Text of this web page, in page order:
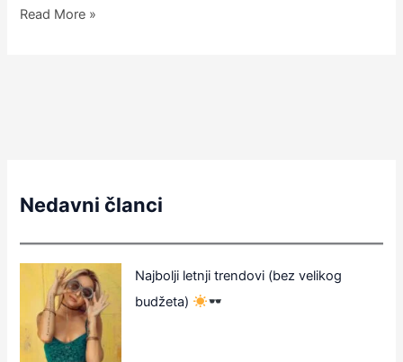
Read More »
Nedavni članci
Najbolji letnji trendovi (bez velikog
budžeta)